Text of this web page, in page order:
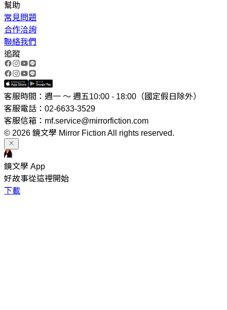
幫助
常見問題
合作洽詢
聯絡我們
追蹤
客服時間：週一 ～ 週五10:00 - 18:00（國定假日除外）
客服電話：02-6633-3529
客服信箱：mf.service@mirrorfiction.com
© 2026 鏡文學 Mirror Fiction All rights reserved.
鏡文學 App
好故事從這裡開始
下載